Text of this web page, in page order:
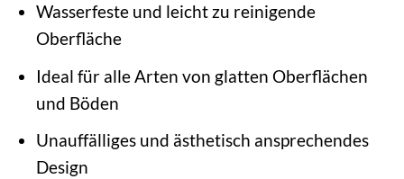
Wasserfeste und leicht zu reinigende
Oberfläche
Ideal für alle Arten von glatten Oberflächen
und Böden
Unauffälliges und ästhetisch ansprechendes
Design